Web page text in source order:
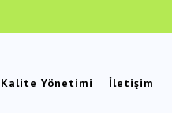
Kalite Yönetimi İletişim